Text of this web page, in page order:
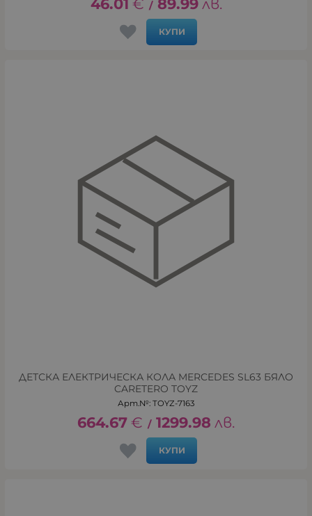
46.01 € / 89.99 лв.
КУПИ
ДЕТСКА ЕЛЕКТРИЧЕСКА КОЛА MERCEDES SL63 БЯЛО
CARETERO TOYZ
Арт.№: TOYZ-7163
664.67 € / 1299.98 лв.
КУПИ